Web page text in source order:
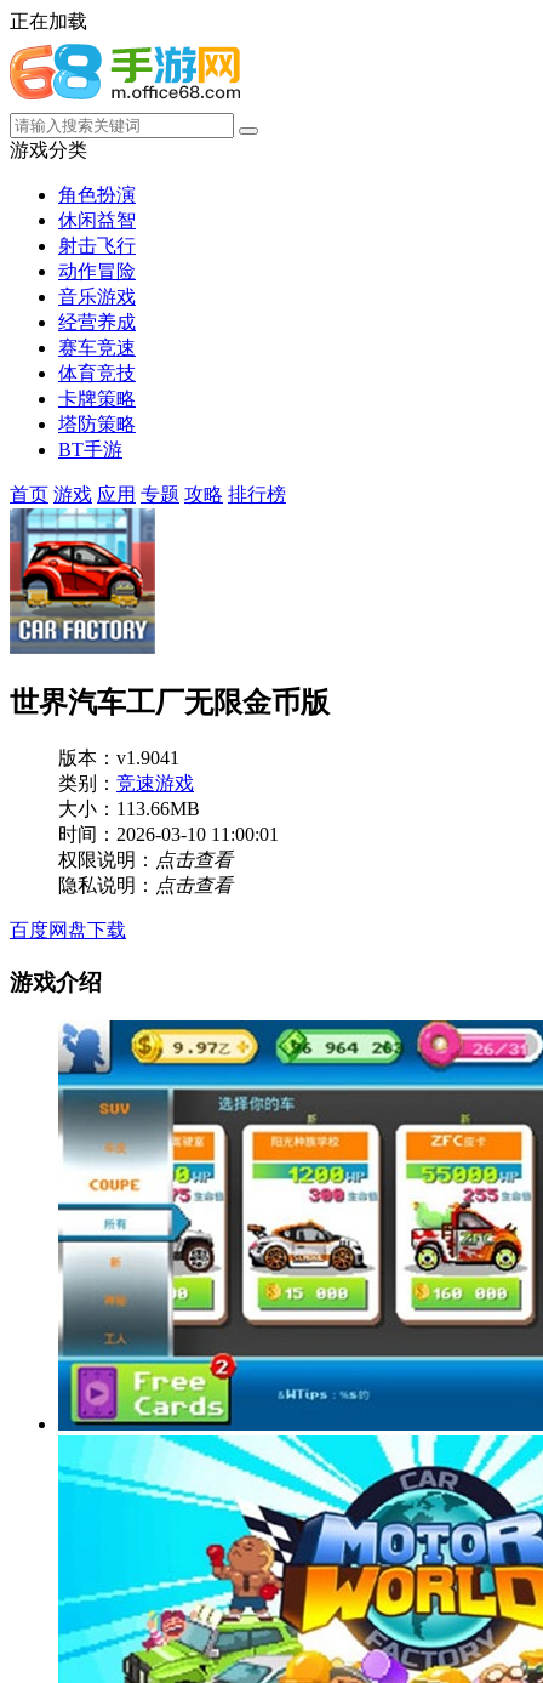
正在加载
游戏分类
角色扮演
休闲益智
射击飞行
动作冒险
音乐游戏
经营养成
赛车竞速
体育竞技
卡牌策略
塔防策略
BT手游
首页 游戏 应用 专题 攻略 排行榜
世界汽车工厂无限金币版
版本：v1.9041
类别： 竞速游戏
大小：113.66MB
时间：2026-03-10 11:00:01
权限说明： 点击查看
隐私说明： 点击查看
百度网盘下载
游戏介绍